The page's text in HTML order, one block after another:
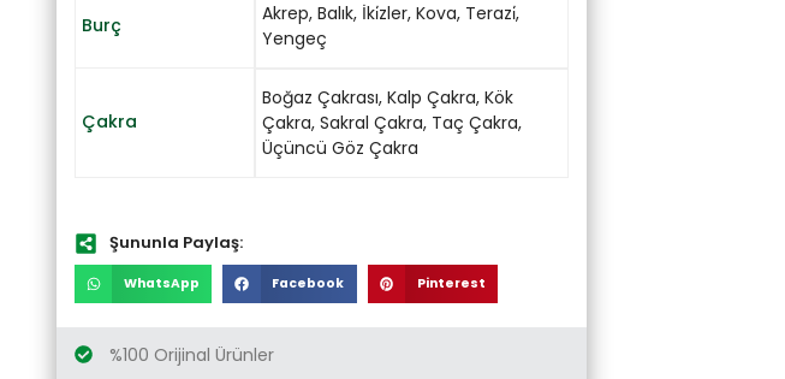
Burç Akrep, Balık, İki̇zler, Kova, Terazi̇,
Yengeç
Çakra
Boğaz Çakrası, Kalp Çakra, Kök
Çakra, Sakral Çakra, Taç Çakra,
Üçüncü Göz Çakra
Şununla Paylaş:
WhatsApp Facebook Pinterest
%100 Orijinal Ürünler